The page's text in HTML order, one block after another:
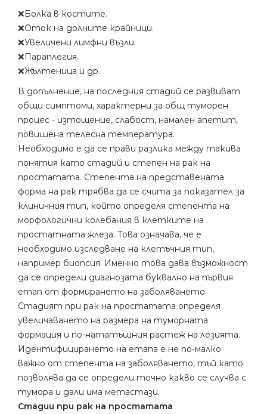
❌Болка в костите.
❌Оток на долните крайници.
❌Увеличени лимфни възли.
❌Параплегия.
❌Жълтеница и др.
В допълнение, на последния стадий се развиват
общи симптоми, характерни за общ туморен
процес - изтощение, слабост, намален апетит,
повишена телесна температура.
Необходимо е да се прави разлика между такива
понятия като стадий и степен на рак на
простатата. Степента на представената
форма на рак трябва да се счита за показател за
клиничния тип, който определя степента на
морфологични колебания в клетките на
простатната жлеза. Това означава, че е
необходимо изследване на клетъчния тип,
например биопсия. Именно това дава възможност
да се определи диагнозата буквално на първия
етап от формирането на заболяването.
Стадият при рак на простатата определя
увеличаването на размера на туморната
формация и по-нататъшния растеж на лезията.
Идентифицирането на етапа е не по-малко
важно от степента на заболяването, тъй като
позволява да се определи точно какво се случва с
тумора и дали има метастази.
Стадии при рак на простатата